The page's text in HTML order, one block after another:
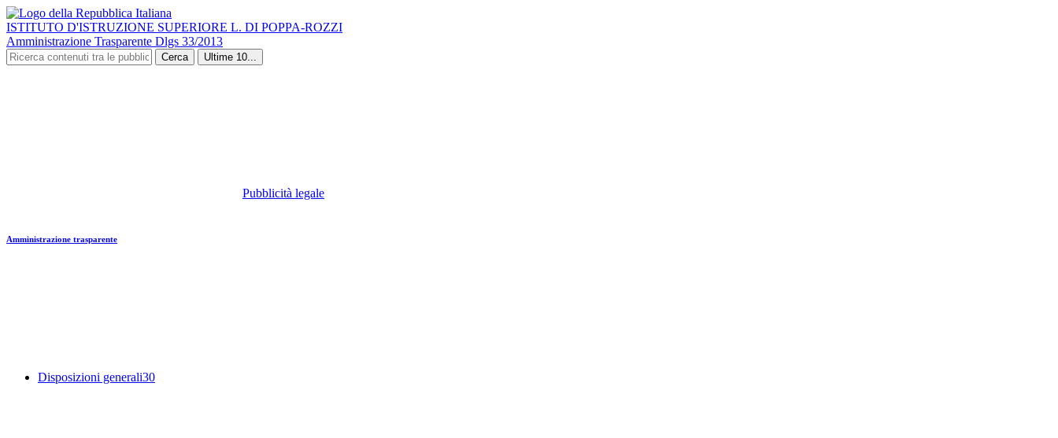
ISTITUTO D'ISTRUZIONE SUPERIORE L. DI POPPA-ROZZI
Amministrazione Trasparente Dlgs 33/2013
Cerca Ultime 10...
Pubblicità legale
Amministrazione trasparente
Disposizioni generali30